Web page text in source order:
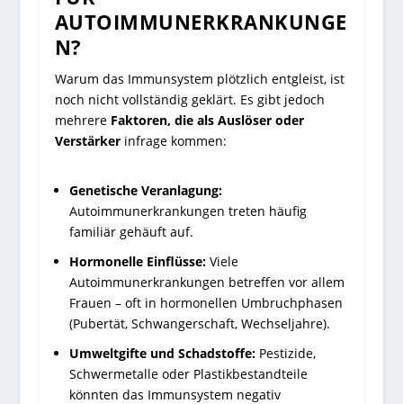
AUTOIMMUNERKRANKUNGE
N?
Warum das Immunsystem plötzlich entgleist, ist
noch nicht vollständig geklärt. Es gibt jedoch
mehrere Faktoren, die als Auslöser oder
Verstärkerinfrage kommen:
Genetische Veranlagung:
Autoimmunerkrankungen treten häufig
familiär gehäuft auf.
Hormonelle Einflüsse:Viele
Autoimmunerkrankungen betreffen vor allem
Frauen – oft in hormonellen Umbruchphasen
(Pubertät, Schwangerschaft, Wechseljahre).
Umweltgifte und Schadstoffe:Pestizide,
Schwermetalle oder Plastikbestandteile
könnten das Immunsystem negativ